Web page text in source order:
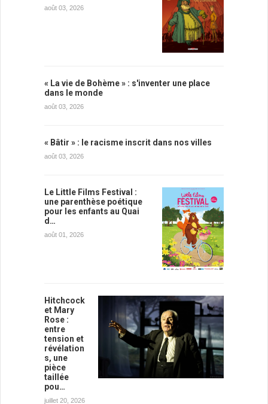
août 03, 2026
« La vie de Bohème » : s'inventer une place
dans le monde
août 03, 2026
« Bâtir » : le racisme inscrit dans nos villes
août 03, 2026
Le Little Films Festival :
une parenthèse poétique
pour les enfants au Quai
d…
août 01, 2026
Hitchcock
et Mary
Rose :
entre
tension et
révélation
s, une
pièce
taillée
pou…
juillet 20, 2026